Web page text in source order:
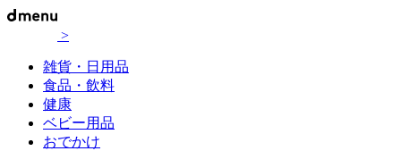
>
雑貨・日用品
食品・飲料
健康
ベビー用品
おでかけ